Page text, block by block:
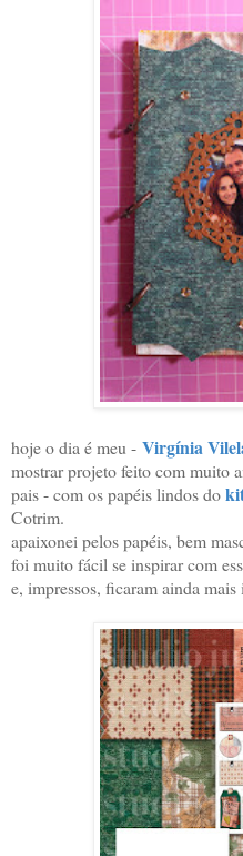
hoje o dia é meu - Virgínia
mostrar projeto feito com muito
pais - com os papéis lindos do
Cotrim.
apaixonei pelos papéis, bem
foi muito fácil se inspirar com
e, impressos, ficaram ainda